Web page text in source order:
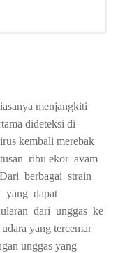
menjangkiti
dideteksi di
kembali merebak
ribu ekor avam
berbagai strain
yang dapat
dari unggas ke
yang tercemar
unggas yang